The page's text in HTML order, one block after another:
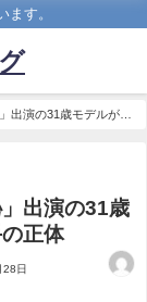
ます。
出演の31歳モデルがイ
出演の31歳
正体
28日